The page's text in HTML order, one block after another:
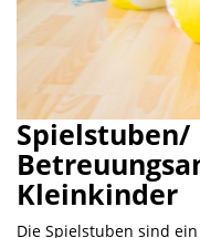
Spielstuben/
Kleinkinder
Die Spielstuben sind